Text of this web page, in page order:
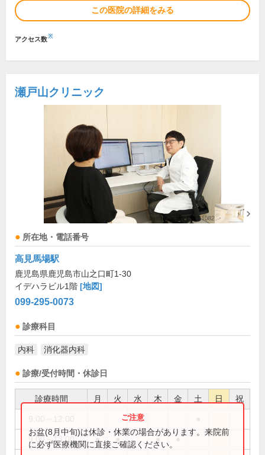
この医院の詳細をみる
アクセス数※
瀬戸山クリニック
所在地・電話番号
高見馬場駅
鹿児島県鹿児島市山之口町1-30
イデハラビル1階 [地図]
099-295-0073
診療科目
内科 消化器内科
診療/受付時間・休診日
診療時間 月 火 水 木 金 土 日 祝
9:00～13:00 ● ● ● ●
お盆(8月中旬)は休診・休業の場合があります。来院前
に必ず医療機関に直接ご確認ください。